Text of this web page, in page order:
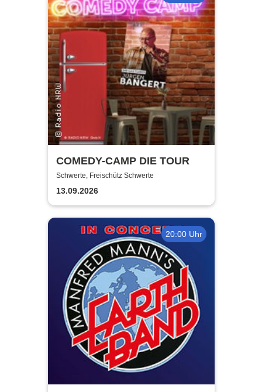
COMEDY-CAMP DIE TOUR
Schwerte, Freischütz Schwerte
13.09.2026
20:00 Uhr